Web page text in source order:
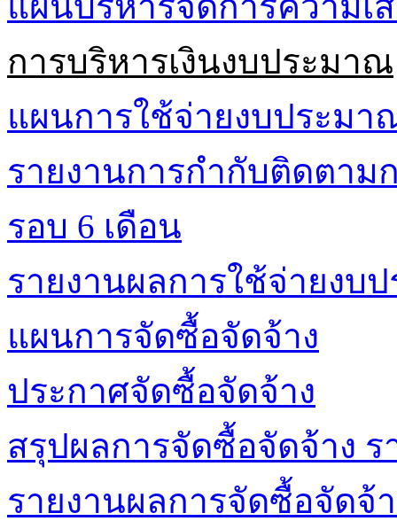
การบริหารเงินงบประมาณ
แผนการใช้จ่ายงบประมา
รายงานการกำกับติดตาม
รอบ 6 เดือน
รายงานผลการใช้จ่ายงบ
แผนการจัดซื้อจัดจ้าง
ประกาศจัดซื้อจัดจ้าง
สรุปผลการจัดซื้อจัดจ้าง ร
รายงานผลการจัดซื้อจัดจ้